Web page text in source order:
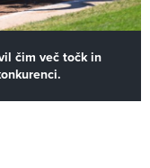
čim več točk in